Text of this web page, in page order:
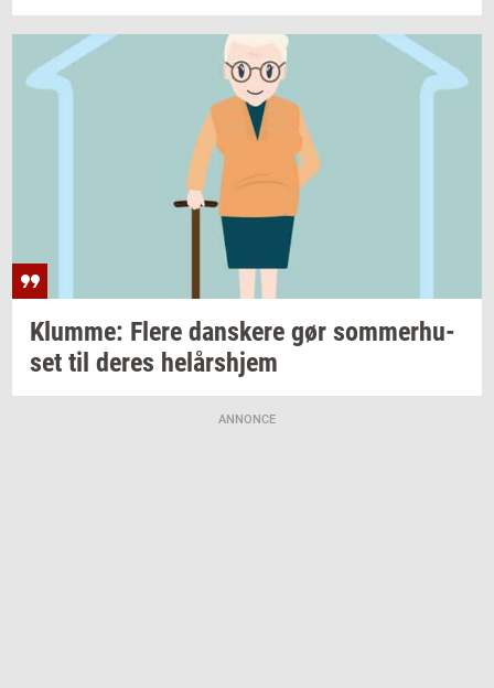
Klum­me: Flere dan­ske­re gør som­mer­hu­
set til deres helårs­hjem
ANNONCE